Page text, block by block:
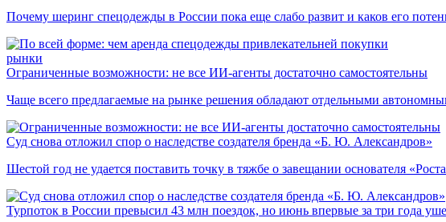
Почему шеринг спецодежды в России пока еще слабо развит и каков его
рынки
Ограниченные возможности: не все ИИ-агенты достаточно самостоятельны
Чаще всего предлагаемые на рынке решения обладают отдельными
Суд снова отложил спор о наследстве создателя бренда «Б. Ю. Александров»
Шестой год не удается поставить точку в тяжбе о завещании основателя
Турпоток в России превысил 43 млн поездок, но июнь впервые за три года